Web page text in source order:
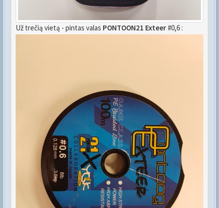
Už trečią vietą - pintas valas PONTOON21 Exteer#0,6 :